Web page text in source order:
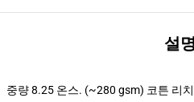
설명
중량 8.25 온스. (~280 gsm) 코튼 리